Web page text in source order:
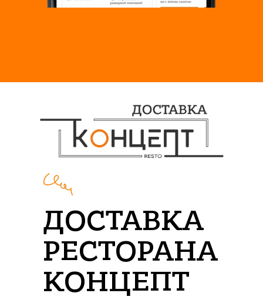
ДОСТАВКА
РЕСТОРАНА
КОНЦЕПТ